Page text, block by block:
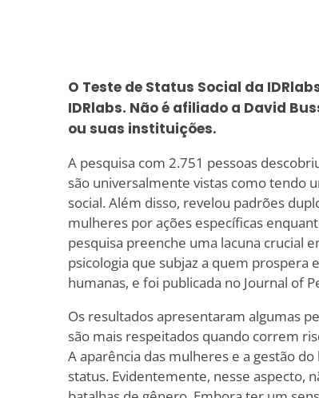
O Teste de Status Social da
IDRlabs. Não é afiliado a David
ou suas instituições.
A pesquisa com 2.751 pessoas
são universalmente vistas como tendo
social. Além disso, revelou padrões
mulheres por ações específicas
pesquisa preenche uma lacuna crucial
psicologia que subjaz a quem prospera
humanas, e foi publicada no Journal of
Os resultados apresentaram algumas
são mais respeitados quando correm
A aparência das mulheres e a gestão
status. Evidentemente, nesse aspecto,